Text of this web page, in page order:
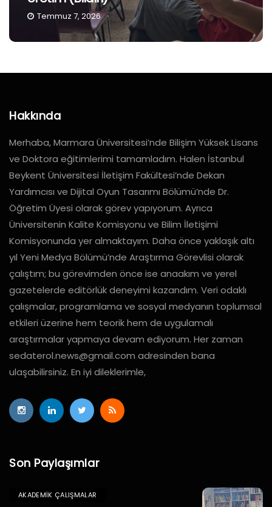
Temmuz 7, 2026
Hakkında
Merhaba, Marmara Üniversitesi’nde Bilişim Yüksek Lisans
ve Doktora eğitimlerimi tamamladım. Halen İstanbul
Beykent Üniversitesi İletişim Fakültesi’nde Dekan
Yardımcısı ve Dijital Oyun Tasarımı Bölümü’nde Dr.
Öğretim Üyesi olarak görev yapıyorum. Ayrıca
Üniversitenin Kalite Komisyonu ve Bilim İletişimi
Komisyonunda yer almaktayım. Daha önce yaklaşık altı
yıl Yeni Medya Bölümü’nde Araştırma Görevlisi olarak
çalıştım; bu görevimden önce ise anaakım ve yerel
gazetelerde editörlük deneyimi kazandım. Veri odaklı
çalışmalar, programlama ve sosyal medyanın toplumsal
etkileri üzerine hem teorik hem de uygulamalı
araştırmalar yapmaya devam ediyorum. Her zaman
sedaterol.news@gmail.com adresinden bana
ulaşabilirsiniz. En iyi dileklerimle,
Son Paylaşımlar
AKADEMIK ÇALIŞMALAR